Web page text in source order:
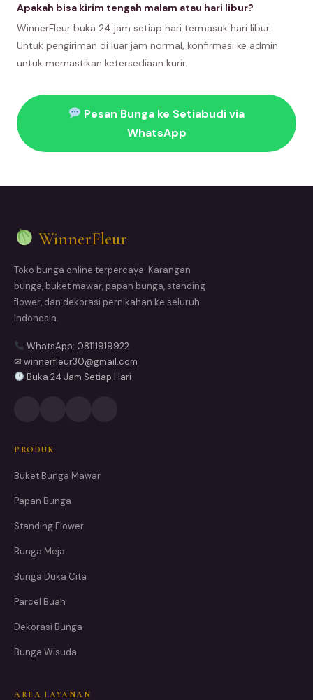
Apakah bisa kirim tengah malam atau hari libur?
WinnerFleur buka 24 jam setiap hari termasuk hari libur.
Untuk pengiriman di luar jam normal, konfirmasi ke admin
untuk memastikan ketersediaan kurir.
Pesan Bunga ke Setiabudi via
WhatsApp
WinnerFleur
Toko bunga online terpercaya. Karangan
bunga, buket mawar, papan bunga, standing
flower, dan dekorasi pernikahan ke seluruh
Indonesia.
WhatsApp: 08111919922
✉ winnerfleur30@gmail.com
Buka 24 Jam Setiap Hari
PRODUK
Buket Bunga Mawar
Papan Bunga
Standing Flower
Bunga Meja
Bunga Duka Cita
Parcel Buah
Dekorasi Bunga
Bunga Wisuda
AREA LAYANAN